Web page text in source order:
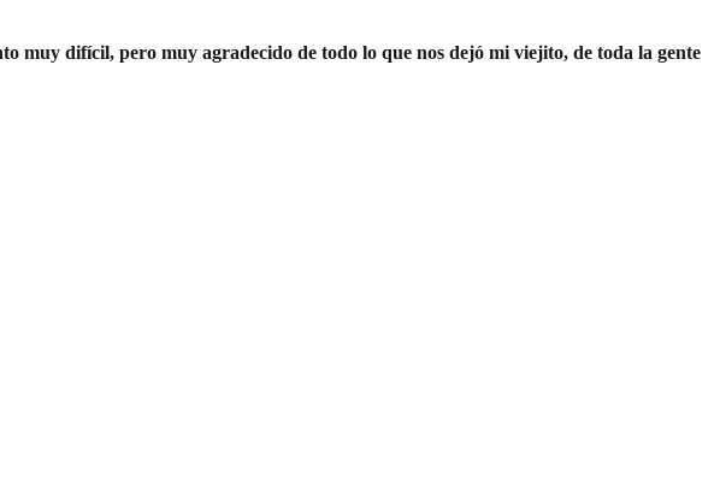
muy difícil, pero muy agradecido de todo lo que nos dejó mi viejito, de toda la gente